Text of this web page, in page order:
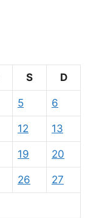
S D
5 6
12 13
19 20
26 27